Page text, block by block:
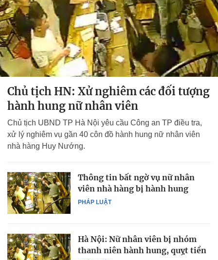
Chủ tịch HN: Xử nghiêm các đối tượng
hành hung nữ nhân viên
Chủ tịch UBND TP Hà Nội yêu cầu Công an TP điều tra,
xử lý nghiêm vụ gần 40 côn đồ hành hung nữ nhân viên
nhà hàng Huy Nướng.
PHÁP LUẬT
Thông tin bất ngờ vụ nữ nhân
viên nhà hàng bị hành hung
Hà Nội: Nữ nhân viên bị nhóm
thanh niên hành hung, quỵt tiền